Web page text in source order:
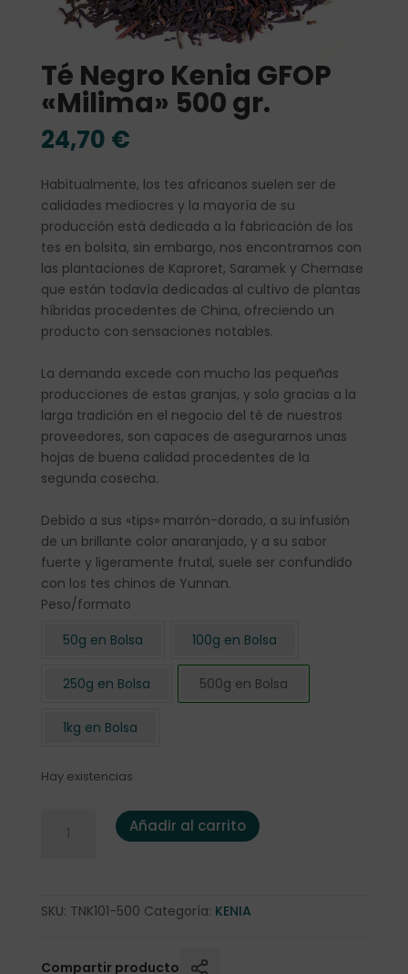
Té Negro Kenia GFOP
«Milima» 500 gr.
24,70 €
Habitualmente, los tes africanos suelen ser de
calidades mediocres y la mayoría de su
producción está dedicada a la fabricación de los
tes en bolsita, sin embargo, nos encontramos con
las plantaciones de Kaproret, Saramek y Chemase
que están todavía dedicadas al cultivo de plantas
híbridas procedentes de China, ofreciendo un
producto con sensaciones notables.
La demanda excede con mucho las pequeñas
producciones de estas granjas, y solo gracias a la
larga tradición en el negocio del té de nuestros
proveedores, son capaces de asegurarnos unas
hojas de buena calidad procedentes de la
segunda cosecha.
Debido a sus «tips» marrón-dorado, a su infusión
de un brillante color anaranjado, y a su sabor
fuerte y ligeramente frutal, suele ser confundido
con los tes chinos de Yunnan.
Peso/formato
50g en Bolsa
100g en Bolsa
250g en Bolsa 500g en Bolsa
1kg en Bolsa
Hay existencias
Té Negro Kenia GFOP "Milima" 500 gr. cantidad
Añadir al carrito
SKU: TNK101-500 Categoría: KENIA
Compartir producto